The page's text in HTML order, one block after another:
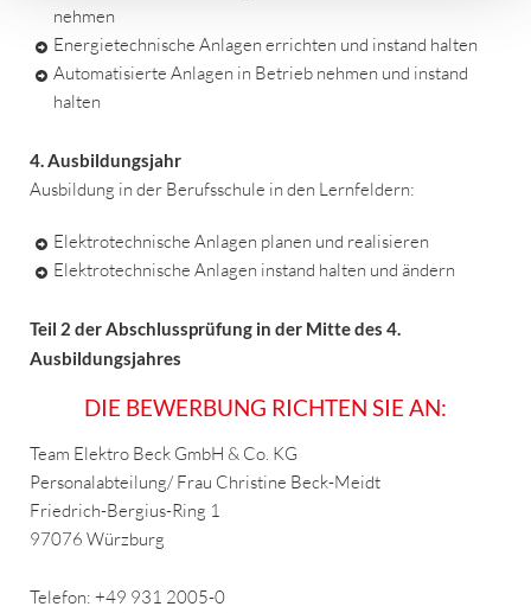
nehmen
Energietechnische Anlagen errichten und instand halten
Automatisierte Anlagen in Betrieb nehmen und instand
halten
4. Ausbildungsjahr
Ausbildung in der Berufsschule in den Lernfeldern:
Elektrotechnische Anlagen planen und realisieren
Elektrotechnische Anlagen instand halten und ändern
Teil 2 der Abschlussprüfung in der Mitte des 4.
Ausbildungsjahres
DIE BEWERBUNG RICHTEN SIE AN:
Team Elektro Beck GmbH & Co. KG
Personalabteilung/ Frau Christine Beck-Meidt
Friedrich-Bergius-Ring 1
97076 Würzburg
Telefon: +49 931 2005-0